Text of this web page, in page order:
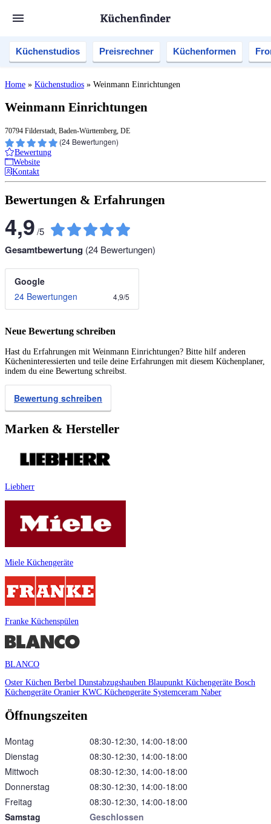
Küchenstudios Preisrechner Küchenformen
Home » Küchenstudios » Weinmann Einrichtungen
Weinmann Einrichtungen
70794 Filderstadt, Baden-Württemberg, DE
(24 Bewertungen)
Bewertung
Website
Kontakt
Bewertungen & Erfahrungen
4,9/5
Gesamtbewertung (24 Bewertungen)
Google
24 Bewertungen
4,9/5
Neue Bewertung schreiben
Hast du Erfahrungen mit Weinmann Einrichtungen? Bitte hilf anderen
Kücheninteressierten und teile deine Erfahrungen mit diesem Küchenplaner,
indem du eine Bewertung schreibst.
Bewertung schreiben
Marken & Hersteller
Liebherr
Miele Küchengeräte
Franke Küchenspülen
BLANCO
Oster Küchen Berbel Dunstabzugshauben Blaupunkt Küchengeräte Bosch
Küchengeräte Oranier KWC Küchengeräte Systemceram Naber
Öffnungszeiten
Montag
08:30‑12:30, 14:00‑18:00
Dienstag
08:30‑12:30, 14:00‑18:00
Mittwoch
08:30‑12:30, 14:00‑18:00
Donnerstag
08:30‑12:30, 14:00‑18:00
Freitag
08:30‑12:30, 14:00‑18:00
Samstag
Geschlossen